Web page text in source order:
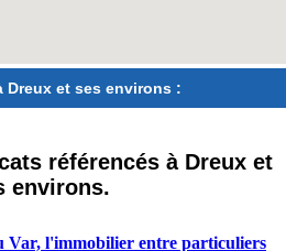
Dreux et ses environs :
référencés à Dreux et
environs.
Var, l'immobilier entre particuliers